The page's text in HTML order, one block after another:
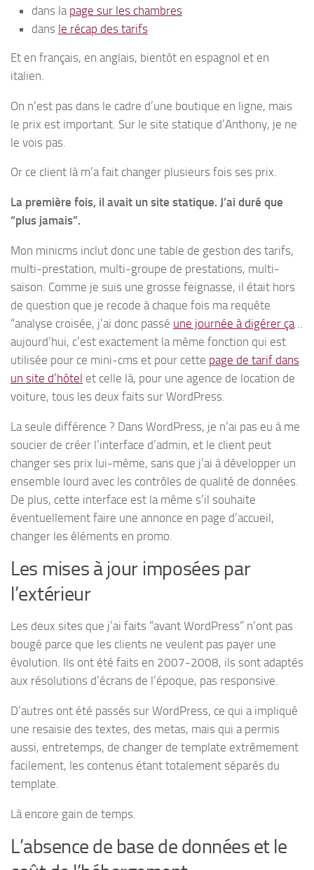
dans la page sur les chambres
dans le récap des tarifs
Et en français, en anglais, bientôt en espagnol et en
italien.
On n’est pas dans le cadre d’une boutique en ligne, mais
le prix est important. Sur le site statique d’Anthony, je ne
le vois pas.
Or ce client là m’a fait changer plusieurs fois ses prix.
La première fois, il avait un site statique. J’ai duré que
“plus jamais”.
Mon minicms inclut donc une table de gestion des tarifs,
multi-prestation, multi-groupe de prestations, multi-
saison. Comme je suis une grosse feignasse, il était hors
de question que je recode à chaque fois ma requête
“analyse croisée, j’ai donc passé une journée à digérer ça
aujourd’hui, c’est exactement la même fonction qui est
utilisée pour ce mini-cms et pour cette page de tarif dans
un site d’hôtel et celle là, pour une agence de location de
voiture, tous les deux faits sur WordPress.
La seule différence ? Dans WordPress, je n’ai pas eu à me
soucier de créer l’interface d’admin, et le client peut
changer ses prix lui-même, sans que j’ai à développer un
ensemble lourd avec les contrôles de qualité de données.
De plus, cette interface est la même s’il souhaite
éventuellement faire une annonce en page d’accueil,
changer les éléments en promo.
Les mises à jour imposées par
l’extérieur
Les deux sites que j’ai faits “avant WordPress” n’ont pas
bougé parce que les clients ne veulent pas payer une
évolution. Ils ont été faits en 2007-2008, ils sont adaptés
aux résolutions d’écrans de l’époque, pas responsive.
D’autres ont été passés sur WordPress, ce qui a impliqué
une resaisie des textes, des metas, mais qui a permis
aussi, entretemps, de changer de template extrêmement
facilement, les contenus étant totalement séparés du
template.
Là encore gain de temps.
L’absence de base de données et le